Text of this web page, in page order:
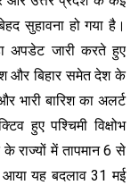
सुहावना हो गया है।
अपडेट जारी करते हुए
और बिहार समेत देश के
भारी बारिश का अलर्ट
हुए पश्चिमी विक्षोभ
राज्यों में तापमान 6 से
यह बदलाव 31 मई